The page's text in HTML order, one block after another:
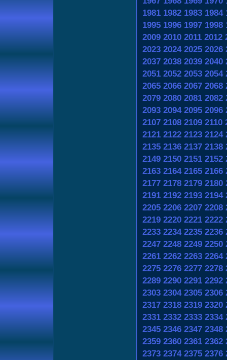
1981 1982 1983 1984
1995 1996 1997 1998
2009 2010 2011 2012
2023 2024 2025 2026
2037 2038 2039 2040
2051 2052 2053 2054
2065 2066 2067 2068
2079 2080 2081 2082
2093 2094 2095 2096
2107 2108 2109 2110
2121 2122 2123 2124
2135 2136 2137 2138
2149 2150 2151 2152
2163 2164 2165 2166
2177 2178 2179 2180
2191 2192 2193 2194
2205 2206 2207 2208
2219 2220 2221 2222
2233 2234 2235 2236
2247 2248 2249 2250
2261 2262 2263 2264
2275 2276 2277 2278
2289 2290 2291 2292
2303 2304 2305 2306
2317 2318 2319 2320
2331 2332 2333 2334
2345 2346 2347 2348
2359 2360 2361 2362
2373 2374 2375 2376